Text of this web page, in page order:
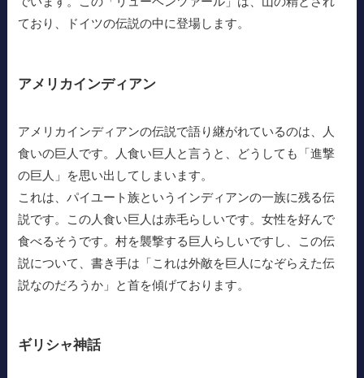
ており、ドイツの伝説の中に登場します。
アメリカインディアン
アメリカインディアンの伝説で語り継がれているのは、人
食いの巨人です。人食い巨人と言うと、どうしても「進撃
の巨人」を思い出してしまいます。
これは、パイユート族というインディアンの一族に残る伝
説です。この人食い巨人は赤毛らしいです。女性を好んで
食べるそうです。村を襲撃する巨人らしいですし、この伝
説について、書き手は「これは外敵を巨人になぞらえた伝
説なのだろうか」と首を傾げております。
ギリシャ神話